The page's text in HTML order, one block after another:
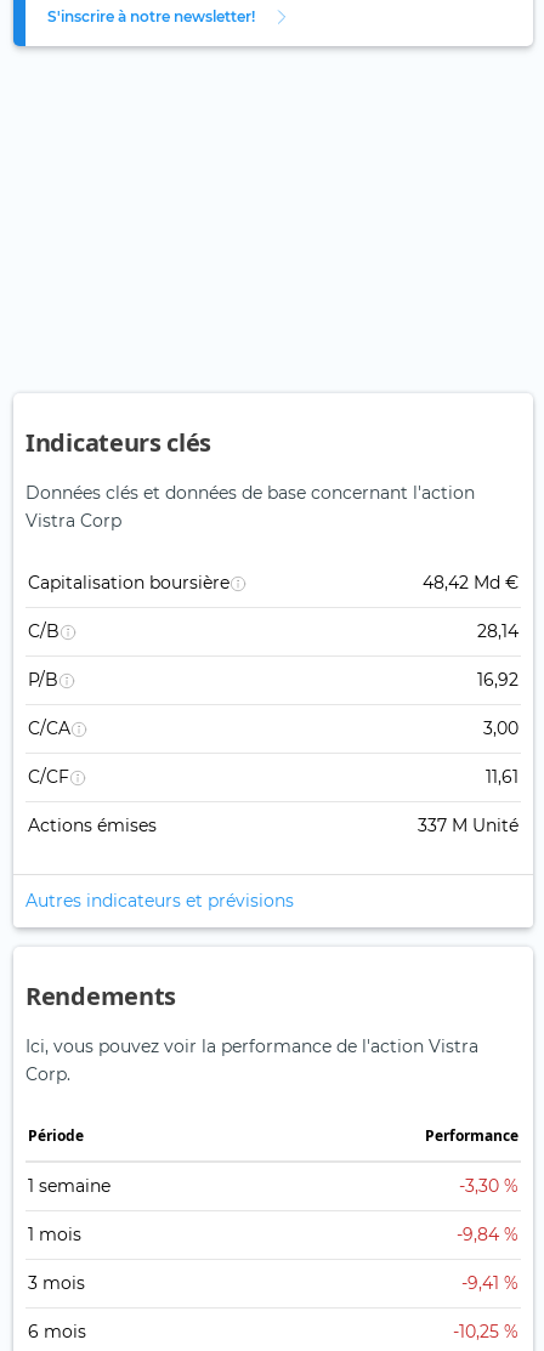
S'inscrire à notre newsletter!
Indicateurs clés
Données clés et données de base concernant l'action
Vistra Corp
Capitalisation boursière 48,42 Md €
C/B 28,14
P/B 16,92
C/CA 3,00
C/CF 11,61
Actions émises 337 M Unité
Autres indicateurs et prévisions
Rendements
Ici, vous pouvez voir la performance de l'action Vistra
Corp.
Période Performance
1 semaine -3,30 %
1 mois -9,84 %
3 mois -9,41 %
6 mois -10,25 %